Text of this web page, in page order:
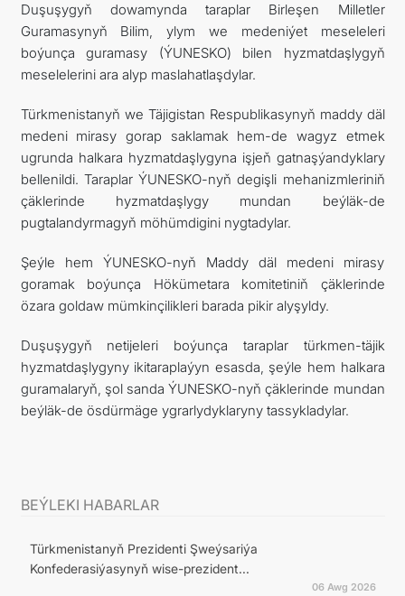
Duşuşygyň dowamynda taraplar Birleşen Milletler
Guramasynyň Bilim, ylym we medeniýet meseleleri
boýunça guramasy (ÝUNESKO) bilen hyzmatdaşlygyň
meselelerini ara alyp maslahatlaşdylar.
Türkmenistanyň we Täjigistan Respublikasynyň maddy däl
medeni mirasy gorap saklamak hem-de wagyz etmek
ugrunda halkara hyzmatdaşlygyna işjeň gatnaşýandyklary
bellenildi. Taraplar ÝUNESKO-nyň degişli mehanizmleriniň
çäklerinde hyzmatdaşlygy mundan beýläk-de
pugtalandyrmagyň möhümdigini nygtadylar.
Şeýle hem ÝUNESKO-nyň Maddy däl medeni mirasy
goramak boýunça Hökümetara komitetiniň çäklerinde
özara goldaw mümkinçilikleri barada pikir alyşyldy.
Duşuşygyň netijeleri boýunça taraplar türkmen-täjik
hyzmatdaşlygyny ikitaraplaýyn esasda, şeýle hem halkara
guramalaryň, şol sanda ÝUNESKO-nyň çäklerinde mundan
beýläk-de ösdürmäge ygrarlydyklaryny tassykladylar.
BEÝLEKI HABARLAR
Türkmenistanyň Prezidenti Şweýsariýa
Konfederasiýasynyň wise-prezident...
06 Awg 2026